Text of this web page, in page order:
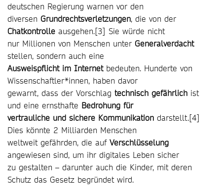
deutschen Regierung warnen vor den
diversen Grundrechtsverletzungen, die von der
Chatkontrolle ausgehen.[3] Sie würde nicht
nur Millionen von Menschen unter Generalverdacht
stellen, sondern auch eine
Ausweispflicht im Internetbedeuten. Hunderte von
Wissenschaftler*innen, haben davor
gewarnt, dass der Vorschlag technisch gefährlich ist
und eine ernsthafte Bedrohung für
vertrauliche und sichere Kommunikation darstellt.[4]
Dies könnte 2 Milliarden Menschen
weltweit gefährden, die auf Verschlüsselung
angewiesen sind, um ihr digitales Leben sicher
zu gestalten – darunter auch die Kinder, mit deren
Schutz das Gesetz begründet wird.